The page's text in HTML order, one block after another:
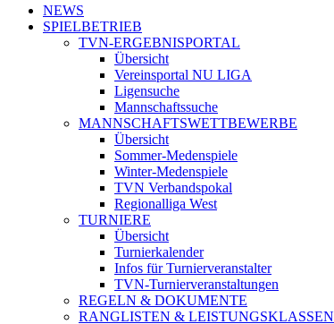
NEWS
SPIELBETRIEB
TVN-ERGEBNISPORTAL
Übersicht
Vereinsportal NU LIGA
Ligensuche
Mannschaftssuche
MANNSCHAFTSWETTBEWERBE
Übersicht
Sommer-Medenspiele
Winter-Medenspiele
TVN Verbandspokal
Regionalliga West
TURNIERE
Übersicht
Turnierkalender
Infos für Turnierveranstalter
TVN-Turnierveranstaltungen
REGELN & DOKUMENTE
RANGLISTEN & LEISTUNGSKLASSEN